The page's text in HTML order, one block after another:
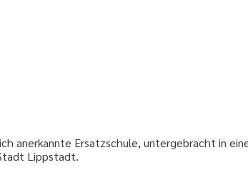
anerkannte Ersatzschule, untergebracht in
Lippstadt.